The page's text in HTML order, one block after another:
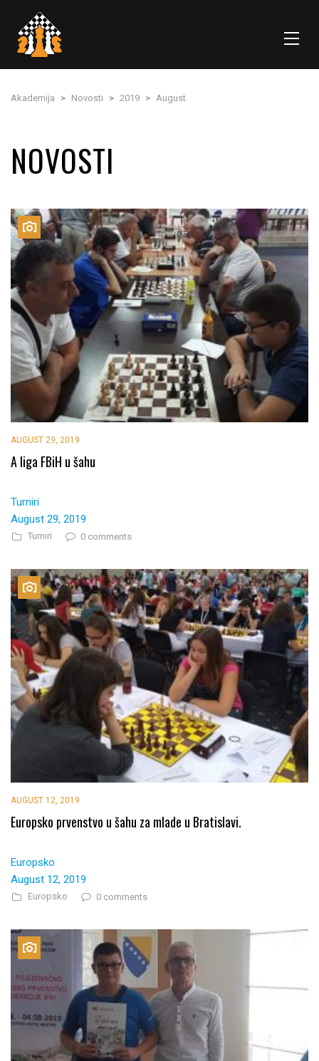
Akademija > Novosti > 2019 > August
NOVOSTI
AUGUST 29, 2019
A liga FBiH u šahu
Turniri
August 29, 2019
Turniri 0 comments
AUGUST 12, 2019
Europsko prvenstvo u šahu za mlade u Bratislavi.
Europsko
August 12, 2019
Europsko 0 comments